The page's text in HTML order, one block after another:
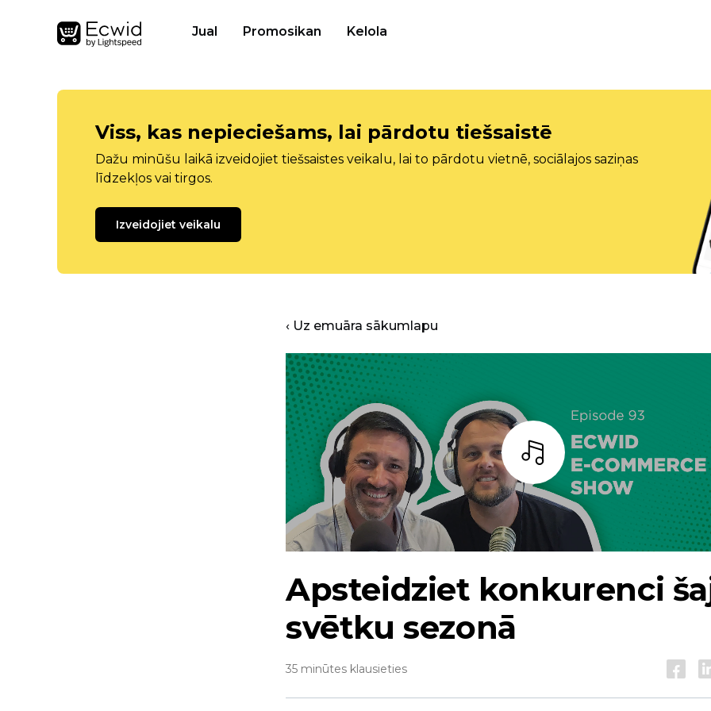
Jual Promosikan Kelola
Viss, kas nepieciešams, lai pārdotu tiešsaistē
Dažu minūšu laikā izveidojiet tiešsaistes veikalu, lai to pārdotu vietnē, sociālajos saziņas
līdzekļos vai tirgos.
Izveidojiet veikalu
‹ Uz emuāra sākumlapu
Bārs
Apsteidziet konkurenci
svētku sezonā
35 minūtes klausieties